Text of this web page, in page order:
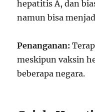
hepatitis A, dan
namun bisa
Penanganan:
meskipun vaksin
beberapa negara.